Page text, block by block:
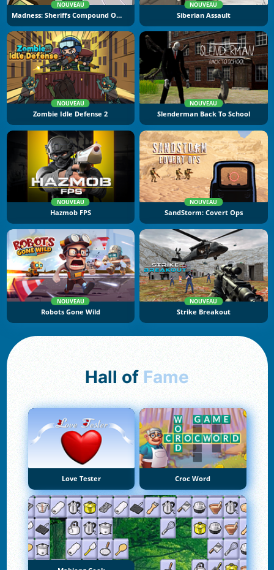
NOUVEAU
Madness: Sheriffs Compound Official
NOUVEAU
Siberian Assault
NOUVEAU
Zombie Idle Defense 2
NOUVEAU
Slenderman Back To School
NOUVEAU
Hazmob FPS
NOUVEAU
SandStorm: Covert Ops
NOUVEAU
Robots Gone Wild
NOUVEAU
Strike Breakout
Hall of Fame
Love Tester Croc Word